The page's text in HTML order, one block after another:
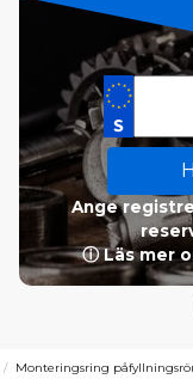
Ange
ⓘ Läs mer
Monteringsring